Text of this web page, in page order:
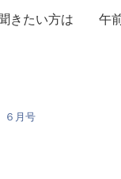
きたい方は 午前
６月号